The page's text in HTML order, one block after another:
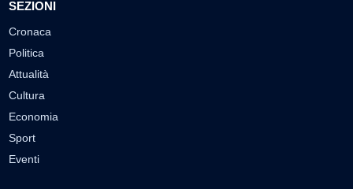
SEZIONI
Cronaca
Politica
Attualità
Cultura
Economia
Sport
Eventi